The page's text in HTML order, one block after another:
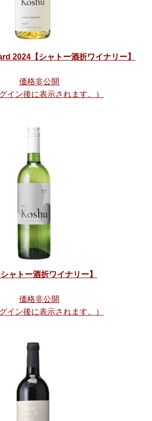
2024【シャトー酒折ワイナリー】
価格非公開
イン後に表示されます。）
ャトー酒折ワイナリー】
価格非公開
イン後に表示されます。）